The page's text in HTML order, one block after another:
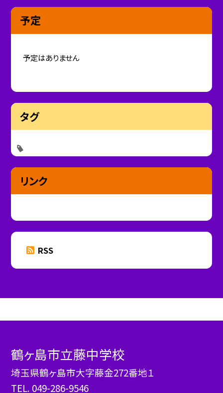
予定
予定はありません
タグ
リンク
RSS
鶴ヶ島市立藤中学校
埼玉県鶴ヶ島市大字藤金272番地１
TEL. 049-286-9546